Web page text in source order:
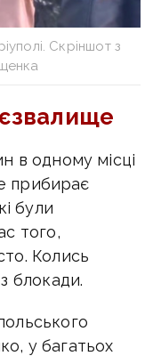
Скріншот з
в одному місці
прибирає
були
того,
Колись
блокади.
у багатьох